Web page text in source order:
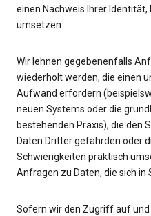
einen Nachweis Ihrer
umsetzen.
Wir lehnen gegebenenfalls
wiederholt werden, die einen
Aufwand erfordern
neuen Systems oder die
bestehenden Praxis), die den
Daten Dritter gefährden oder
Schwierigkeiten praktisch
Anfragen zu Daten, die sich
Sofern wir den Zugriff auf und